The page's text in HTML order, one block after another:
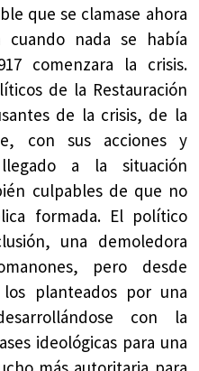
que se clamase ahora
nada se había
comenzara la crisis.
de la Restauración
de la crisis, de la
con sus acciones y
a la situación
culpables de que no
formada. El político
una demoledora
pero desde
planteados por una
con la
ideológicas para una